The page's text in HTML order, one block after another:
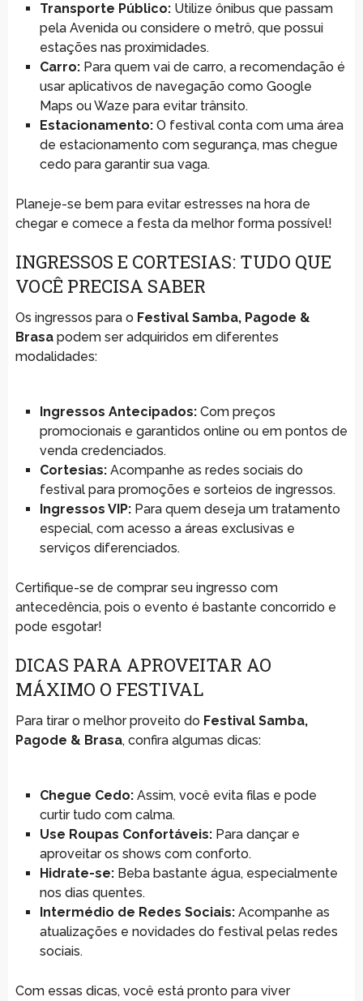
Transporte Público:Utilize ônibus que passam
pela Avenida ou considere o metrô, que possui
estações nas proximidades.
Carro:Para quem vai de carro, a recomendação é
usar aplicativos de navegação como Google
Maps ou Waze para evitar trânsito.
Estacionamento:O festival conta com uma área
de estacionamento com segurança, mas chegue
cedo para garantir sua vaga.
Planeje-se bem para evitar estresses na hora de
chegar e comece a festa da melhor forma possível!
INGRESSOS E CORTESIAS: TUDO QUE
VOCÊ PRECISA SABER
Os ingressos para o Festival Samba, Pagode &
Brasapodem ser adquiridos em diferentes
modalidades:
Ingressos Antecipados:Com preços
promocionais e garantidos online ou em pontos de
venda credenciados.
Cortesias:Acompanhe as redes sociais do
festival para promoções e sorteios de ingressos.
Ingressos VIP:Para quem deseja um tratamento
especial, com acesso a áreas exclusivas e
serviços diferenciados.
Certifique-se de comprar seu ingresso com
antecedência, pois o evento é bastante concorrido e
pode esgotar!
DICAS PARA APROVEITAR AO
MÁXIMO O FESTIVAL
Para tirar o melhor proveito do Festival Samba,
Pagode & Brasa, confira algumas dicas:
Chegue Cedo:Assim, você evita filas e pode
curtir tudo com calma.
Use Roupas Confortáveis:Para dançar e
aproveitar os shows com conforto.
Hidrate-se:Beba bastante água, especialmente
nos dias quentes.
Intermédio de Redes Sociais:Acompanhe as
atualizações e novidades do festival pelas redes
sociais.
Com essas dicas, você está pronto para viver